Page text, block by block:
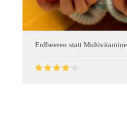
Erdbeeren statt Multivitamine